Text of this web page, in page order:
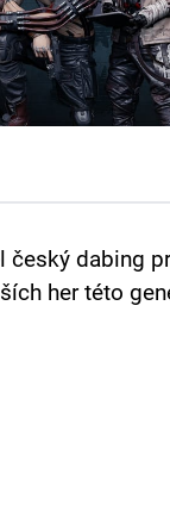
český dabing
her této